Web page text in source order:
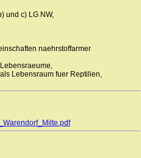
und c) LG NW,
naehrstoffarmer
Lebensraum fuer Reptilien,